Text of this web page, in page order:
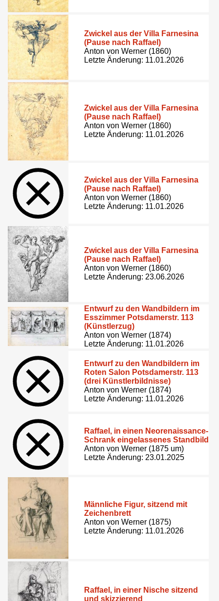
Zwickel aus der Villa Farnesina
(Pause nach Raffael)
Anton von Werner (1860)
Letzte Änderung: 11.01.2026
Zwickel aus der Villa Farnesina
(Pause nach Raffael)
Anton von Werner (1860)
Letzte Änderung: 11.01.2026
Zwickel aus der Villa Farnesina
(Pause nach Raffael)
Anton von Werner (1860)
Letzte Änderung: 11.01.2026
Zwickel aus der Villa Farnesina
(Pause nach Raffael)
Anton von Werner (1860)
Letzte Änderung: 23.06.2026
Entwurf zu den Wandbildern im
Esszimmer Potsdamerstr. 113
(Künstlerzug)
Anton von Werner (1874)
Letzte Änderung: 11.01.2026
Entwurf zu den Wandbildern im
Roten Salon Potsdamerstr. 113
(drei Künstlerbildnisse)
Anton von Werner (1874)
Letzte Änderung: 11.01.2026
Raffael, in einen Neorenaissance-
Schrank eingelassenes Standbild
Anton von Werner (1875 um)
Letzte Änderung: 23.01.2025
Männliche Figur, sitzend mit
Zeichenbrett
Anton von Werner (1875)
Letzte Änderung: 11.01.2026
Raffael, in einer Nische sitzend
und skizzierend